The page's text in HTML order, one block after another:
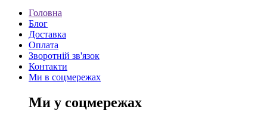
Головна
Блог
Доставка
Оплата
Зворотній зв'язок
Контакти
Ми в соцмережах
Ми у соцмережах